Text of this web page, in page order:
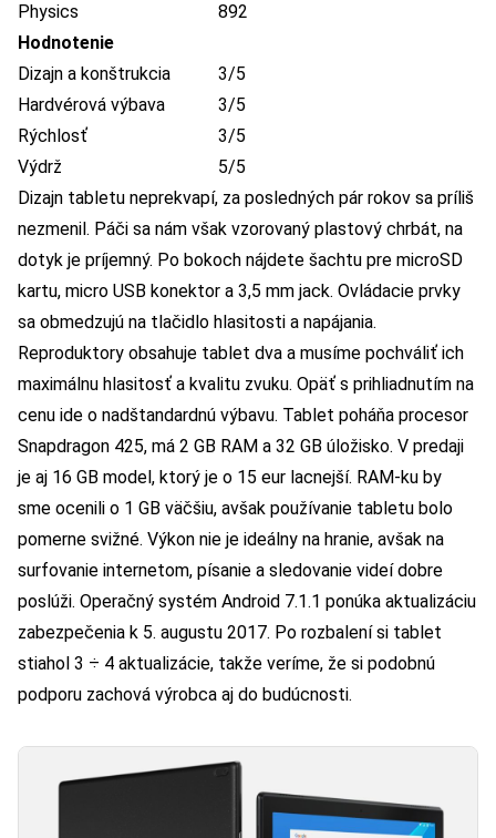
Physics
892
Hodnotenie
Dizajn a konštrukcia
3/5
Hardvérová výbava
3/5
Rýchlosť
3/5
Výdrž
5/5
Dizajn tabletu neprekvapí, za posledných pár rokov sa príliš
nezmenil. Páči sa nám však vzorovaný plastový chrbát, na
dotyk je príjemný. Po bokoch nájdete šachtu pre microSD
kartu, micro USB konektor a 3,5 mm jack. Ovládacie prvky
sa obmedzujú na tlačidlo hlasitosti a napájania.
Reproduktory obsahuje tablet dva a musíme pochváliť ich
maximálnu hlasitosť a kvalitu zvuku. Opäť s prihliadnutím na
cenu ide o nadštandardnú výbavu. Tablet poháňa procesor
Snapdragon 425, má 2 GB RAM a 32 GB úložisko. V predaji
je aj 16 GB model, ktorý je o 15 eur lacnejší. RAM-ku by
sme ocenili o 1 GB väčšiu, avšak používanie tabletu bolo
pomerne svižné. Výkon nie je ideálny na hranie, avšak na
surfovanie internetom, písanie a sledovanie videí dobre
poslúži. Operačný systém Android 7.1.1 ponúka aktualizáciu
zabezpečenia k 5. augustu 2017. Po rozbalení si tablet
stiahol 3 ÷ 4 aktualizácie, takže veríme, že si podobnú
podporu zachová výrobca aj do budúcnosti.